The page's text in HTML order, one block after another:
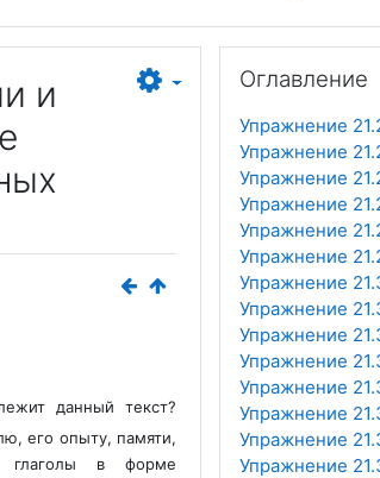
и
данный текст?
его опыту, памяти,
глаголы в форме
Оглавление
Упражнение
Упражнение
Упражнение
Упражнение
Упражнение
Упражнение
Упражнение
Упражнение
Упражнение
Упражнение
Упражнение
Упражнение
Упражнение
Упражнение